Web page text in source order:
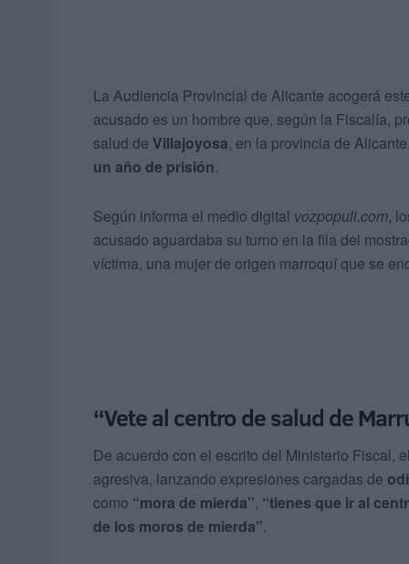
La Audiencia Provincial de Alicante acogerá
acusado es un hombre que, según la Fiscalía,
salud de Villajoyosa, en la provincia de
un año de prisión.
Según informa el medio digital vozpopuli.com,
acusado aguardaba su turno en la fila del
víctima, una mujer de origen marroquí que se
“Vete al centro de salud de
De acuerdo con el escrito del Ministerio Fiscal,
agresiva, lanzando expresiones cargadas de
como “mora de mierda”, “tienes que ir al
de los moros de mierda”.